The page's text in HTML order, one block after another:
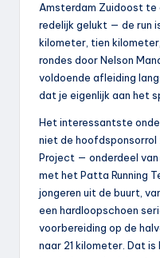
Amsterdam Zuidoost te
redelijk gelukt — de run
kilometer, tien
rondes door Nelson
voldoende afleiding
dat je eigenlijk aan het
Het interessantste
niet de
Project — onderdeel
met het Patta Running
jongeren uit de buurt,
een hardloopschoen
voorbereiding op de
naar 21 kilometer. Dat